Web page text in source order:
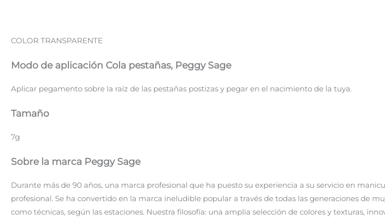
COLOR TRANSPARENTE
Modo de aplicación Cola pestañas, Peggy Sage
Aplicar pegamento sobre la raíz de las pestañas postizas y pegar en el nacimiento de la tuya.
Tamaño
7g
Sobre la marca Peggy Sage
Durante más de 90 años, una marca profesional que ha puesto su experiencia a su servicio en
profesional. Se ha convertido en la marca ineludible popular a través de todas las generaciones de
como técnicas, según las estaciones. Nuestra filosofía: una amplia selección de colores y texturas,